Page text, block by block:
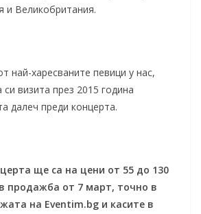
и Великобритания.
най-харесваните певици у нас,
визита през 2015 година
далеч преди концерта.
ще са на цени от 55 до 130
продажба от 7 март, точно в
на Eventim.bg и касите в